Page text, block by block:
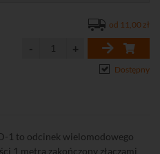
od 11,00 zł
Dostępny
1 to odcinek wielomodowego
1 metra zakończony złączami